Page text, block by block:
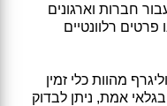
חברות וארגונים
רלוונטיים
מהוות כלי זמין
אמת, ניתן לבדוק